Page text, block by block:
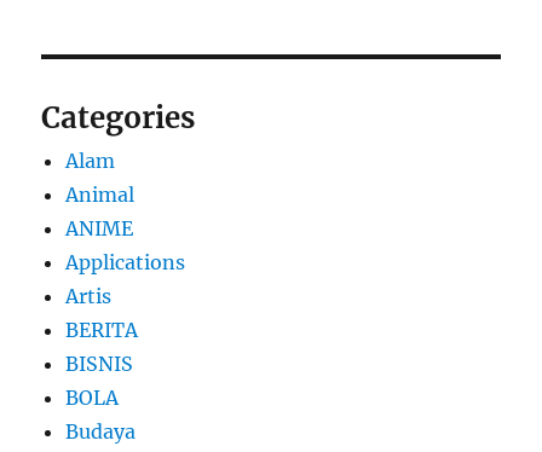
Categories
Alam
Animal
ANIME
Applications
Artis
BERITA
BISNIS
BOLA
Budaya